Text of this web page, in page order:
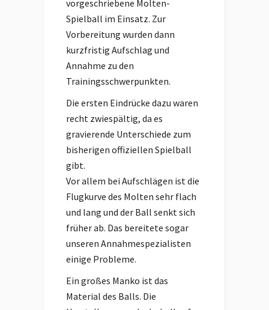
vorgeschriebene Molten-
Spielball im Einsatz. Zur
Vorbereitung wurden dann
kurzfristig Aufschlag und
Annahme zu den
Trainingsschwerpunkten.
Die ersten Eindrücke dazu waren
recht zwiespältig, da es
gravierende Unterschiede zum
bisherigen offiziellen Spielball
gibt.
Vor allem bei Aufschlägen ist die
Flugkurve des Molten sehr flach
und lang und der Ball senkt sich
früher ab. Das bereitete sogar
unseren Annahmespezialisten
einige Probleme.
Ein großes Manko ist das
Material des Balls. Die